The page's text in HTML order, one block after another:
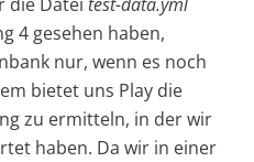
4 gesehen haben,
nur, wenn es noch
bietet uns Play die
zu ermitteln, in der wir
haben. Da wir in einer